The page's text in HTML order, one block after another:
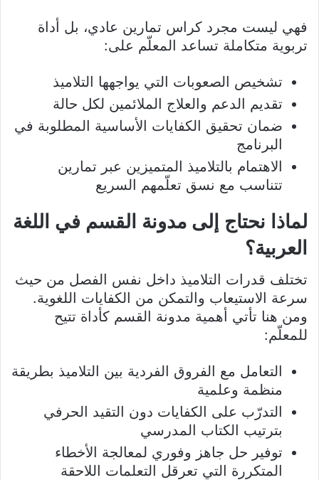
فهي ليست مجرد كراس تمارين عادي، بل أداة
تربوية متكاملة تساعد المعلّم على:
تشخيص الصعوبات التي يواجهها التلاميذ
تقديم الدعم والعلاج الملائمين لكل حالة
ضمان تحقيق الكفايات الأساسية المطلوبة في
البرنامج
الاهتمام بالتلاميذ المتميزين عبر تمارين
تتناسب مع نسق تعلّمهم السريع
لماذا نحتاج إلى مدونة القسم في اللغة
العربية؟
تختلف قدرات التلاميذ داخل نفس الفصل من حيث
سرعة الاستيعاب والتمكن من الكفايات اللغوية.
ومن هنا تأتي أهمية مدونة القسم كأداة تتيح
للمعلّم:
التعامل مع الفروق الفردية بين التلاميذ بطريقة
منظمة وعلمية
التدرّب على الكفايات دون التقيد الحرفي
بترتيب الكتاب المدرسي
توفير حل جاهز وفوري لمعالجة الأخطاء
المتكررة التي تعرقل التعلمات اللاحقة